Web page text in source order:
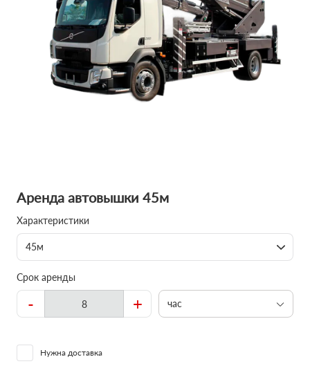
Аренда автовышки 45м
Характеристики
45м
Срок аренды
- + час
Нужна доставка